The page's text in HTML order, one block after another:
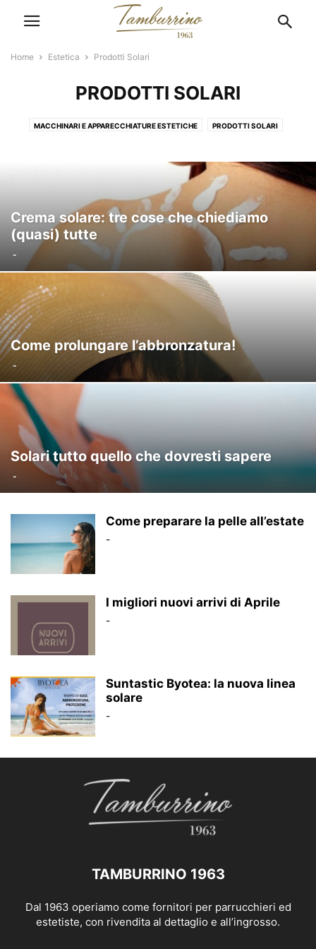
Home Estetica Prodotti Solari
PRODOTTI SOLARI
MACCHINARI E APPARECCHIATURE ESTETICHE PRODOTTI SOLARI
Crema solare: tre cose che chiediamo
(quasi) tutte
-
Come prolungare l’abbronzatura!
-
Solari tutto quello che dovresti sapere
-
Come preparare la pelle all’estate
-
I migliori nuovi arrivi di Aprile
-
Suntastic Byotea: la nuova linea
solare
-
TAMBURRINO 1963
Dal 1963 operiamo come fornitori per parrucchieri ed
estetiste, con rivendita al dettaglio e all’ingrosso.